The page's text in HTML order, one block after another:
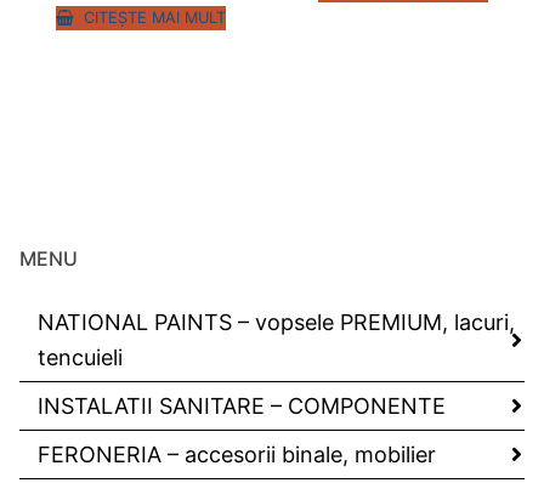
CITEȘTE MAI MULT
MENU
NATIONAL PAINTS – vopsele PREMIUM, lacuri,
tencuieli
INSTALATII SANITARE – COMPONENTE
FERONERIA – accesorii binale, mobilier